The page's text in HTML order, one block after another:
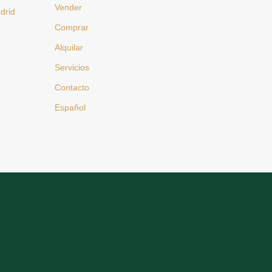
Vender
Comprar
Alquilar
Servicios
Contacto
Español